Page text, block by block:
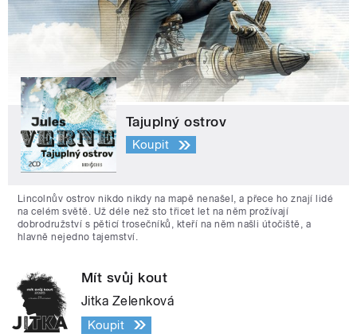
Tajuplný ostrov
Koupit
Lincolnův ostrov nikdo nikdy na mapě nenašel, a přece ho znají lidé
na celém světě. Už déle než sto třicet let na něm prožívají
dobrodružství s pěticí trosečníků, kteří na něm našli útočiště, a
hlavně nejedno tajemství.
Mít svůj kout
Jitka Zelenková
Koupit